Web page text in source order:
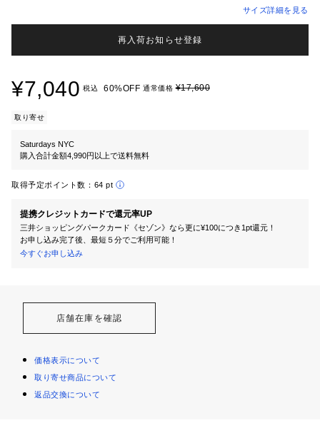
サイズ詳細を見る
再入荷お知らせ登録
¥7,040 税込 60%OFF 通常価格¥17,600
取り寄せ
Saturdays NYC
購入合計金額4,990円以上で送料無料
取得予定ポイント数： 64 pt
提携クレジットカードで還元率UP
三井ショッピングパークカード《セゾン》なら更に¥100につき1pt還元！
お申し込み完了後、最短５分でご利用可能！
今すぐお申し込み
店舗在庫を確認
価格表示について
取り寄せ商品について
返品交換について